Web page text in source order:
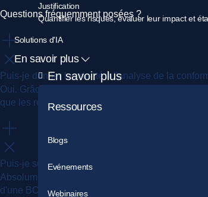
Justification
Quantifier les risques, évaluer leur impact et
Solutions d'IA
En savoir plus
En savoir plus
Ressources
Blogs
Evénements
Webinaires
Questions fréquemment posées ?
Puis-je donner la priorité à l'analyse de la
Oui. Grâce au filtrage personnalisé de l
que les réglementations de conformité les plus
Puis-je suivre et agir sur les questions de
Absolument. Le système dispose d'un tableau
d'une BOM complète ou de projets entiers. En